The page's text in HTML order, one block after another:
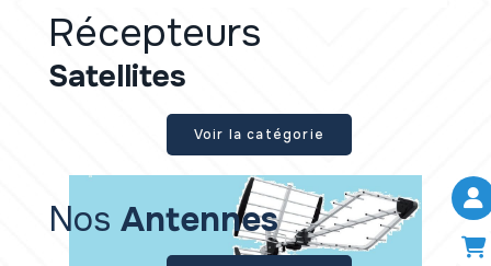
Récepteurs
Satellites
Voir la catégorie
Nos Antennes